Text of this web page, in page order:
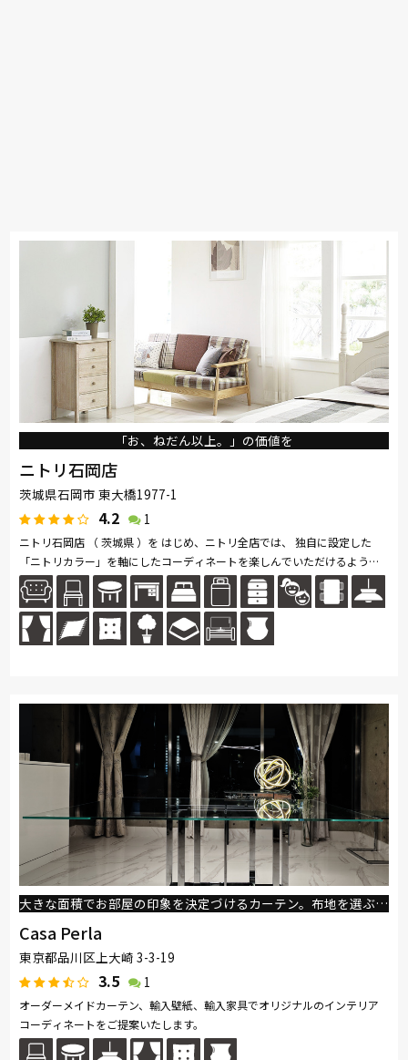
「お、ねだん以上。」の価値を
ニトリ石岡店
茨城県石岡市 東大橋1977-1
4.2 1
ニトリ石岡店 （ 茨城県 ）を はじめ、ニトリ全店では、 独自に設定した
「ニトリカラー」を軸にしたコーディネートを楽しんでいただけるよう、
豊富な インテリア用品を取り揃えて います。 家具はお客様がイメージし...
続きを読む
大きな面積でお部屋の印象を決定づけるカーテン。布地を選ぶだけではありません。カーテンのデザインからこだわってみませんか？
Casa Perla
東京都品川区上大崎 3-3-19
3.5 1
オーダーメイドカーテン、輸入壁紙、輸入家具でオリジナルのインテリア
コーディネートをご提案いたします。